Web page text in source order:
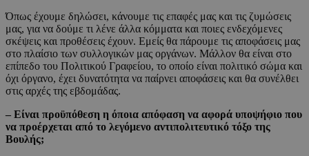
Όπως έχουμε δηλώσει, κάνουμε τις επαφές μας και τις ζυμώσεις
μας, για να δούμε τι λένε άλλα κόμματα και ποιες ενδεχόμενες
σκέψεις και προθέσεις έχουν. Εμείς θα πάρουμε τις αποφάσεις μας
στο πλαίσιο των συλλογικών μας οργάνων. Μάλλον θα είναι στο
επίπεδο του Πολιτικού Γραφείου, το οποίο είναι πολιτικό σώμα και
όχι όργανο, έχει δυνατότητα να παίρνει αποφάσεις και θα συνέλθει
στις αρχές της εβδομάδας.
– Είναι προϋπόθεση η όποια απόφαση να αφορά υποψήφιο που
να προέρχεται από το λεγόμενο αντιπολιτευτικό τόξο της
Βουλής;